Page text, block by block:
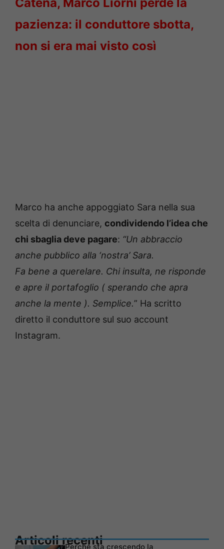
pazienza: il conduttore sbotta,
non si era mai visto così
Marco ha anche appoggiato Sara nella sua
scelta di denunciare, condividendo l’idea che
chi sbaglia deve pagare: “Un abbraccio
anche pubblico alla ‘nostra’ Sara.
Fa bene a querelare. Chi insulta, ne risponde
e apre il portafoglio ( sperando che apra
anche la mente ). Semplice.” Ha scritto
diretto il conduttore sul suo account
Instagram.
Articoli recentiPerché sta crescendo la